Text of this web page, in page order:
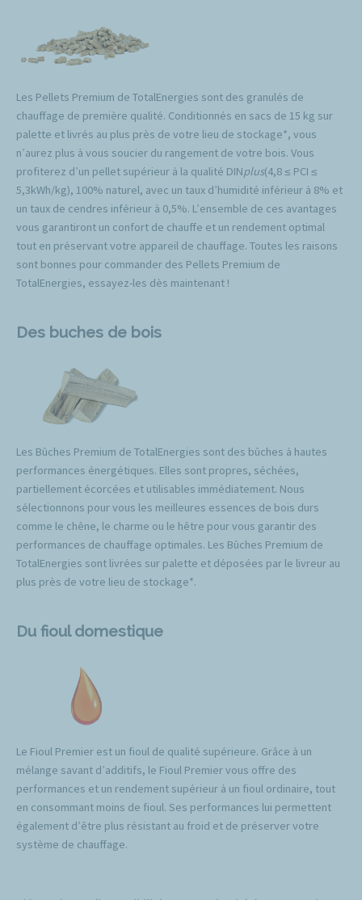
Les Pellets Premium de TotalEnergies sont des granulés de
chauffage de première qualité. Conditionnés en sacs de 15 kg sur
palette et livrés au plus près de votre lieu de stockage*, vous
n’aurez plus à vous soucier du rangement de votre bois. Vous
profiterez d’un pellet supérieur à la qualité DINplus(4,8 ≤ PCI ≤
5,3kWh/kg), 100% naturel, avec un taux d’humidité inférieur à 8% et
un taux de cendres inférieur à 0,5%. L’ensemble de ces avantages
vous garantiront un confort de chauffe et un rendement optimal
tout en préservant votre appareil de chauffage. Toutes les raisons
sont bonnes pour commander des Pellets Premium de
TotalEnergies, essayez-les dès maintenant !
Des buches de bois
Les Bûches Premium de TotalEnergies sont des bûches à hautes
performances énergétiques. Elles sont propres, séchées,
partiellement écorcées et utilisables immédiatement. Nous
sélectionnons pour vous les meilleures essences de bois durs
comme le chêne, le charme ou le hêtre pour vous garantir des
performances de chauffage optimales. Les Bûches Premium de
TotalEnergies sont livrées sur palette et déposées par le livreur au
plus près de votre lieu de stockage*.
Du fioul domestique
Le Fioul Premier est un fioul de qualité supérieure. Grâce à un
mélange savant d’additifs, le Fioul Premier vous offre des
performances et un rendement supérieur à un fioul ordinaire, tout
en consommant moins de fioul. Ses performances lui permettent
également d’être plus résistant au froid et de préserver votre
système de chauffage.